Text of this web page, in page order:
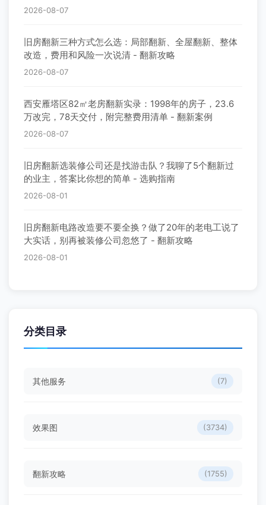
2026-08-07
旧房翻新三种方式怎么选：局部翻新、全屋翻新、整体
改造，费用和风险一次说清 - 翻新攻略
2026-08-07
西安雁塔区82㎡老房翻新实录：1998年的房子，23.6
万改完，78天交付，附完整费用清单 - 翻新案例
2026-08-07
旧房翻新选装修公司还是找游击队？我聊了5个翻新过
的业主，答案比你想的简单 - 选购指南
2026-08-01
旧房翻新电路改造要不要全换？做了20年的老电工说了
大实话，别再被装修公司忽悠了 - 翻新攻略
2026-08-01
分类目录
其他服务 (7)
效果图 (3734)
翻新攻略 (1755)